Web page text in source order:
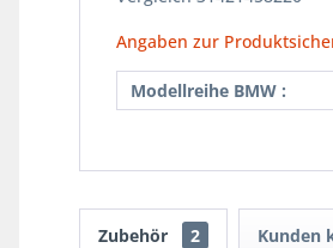
Angaben zur
Modellreihe BMW :
Zubehör 2 Kunden